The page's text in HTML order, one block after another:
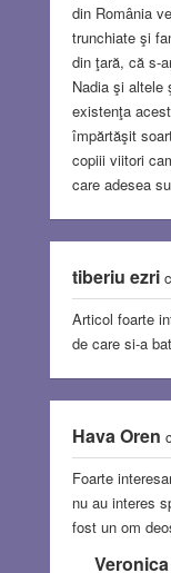
din România
trunchiate şi
din ţară, că s-
Nadia şi altele
existenţa
împărtăşit
copiii viitori
care adesea
tiberiu ezri
Articol foarte
de care si-a
Hava Oren
Foarte
nu au interes
fost un om